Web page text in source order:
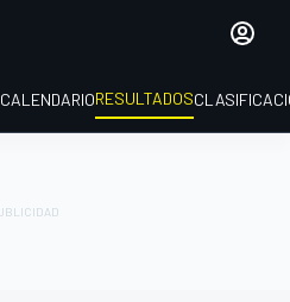
CALENDARIORESULTADOS